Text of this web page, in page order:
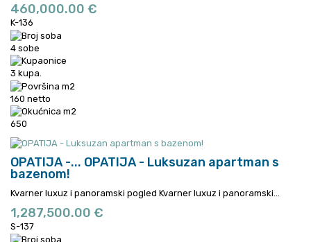
460,000.00 €
K-136
4 sobe
3 kupa.
160 netto
650
OPATIJA -... OPATIJA - Luksuzan apartman s
bazenom!
Kvarner luxuz i panoramski pogled Kvarner luxuz i panoramski...
1,287,500.00 €
S-137